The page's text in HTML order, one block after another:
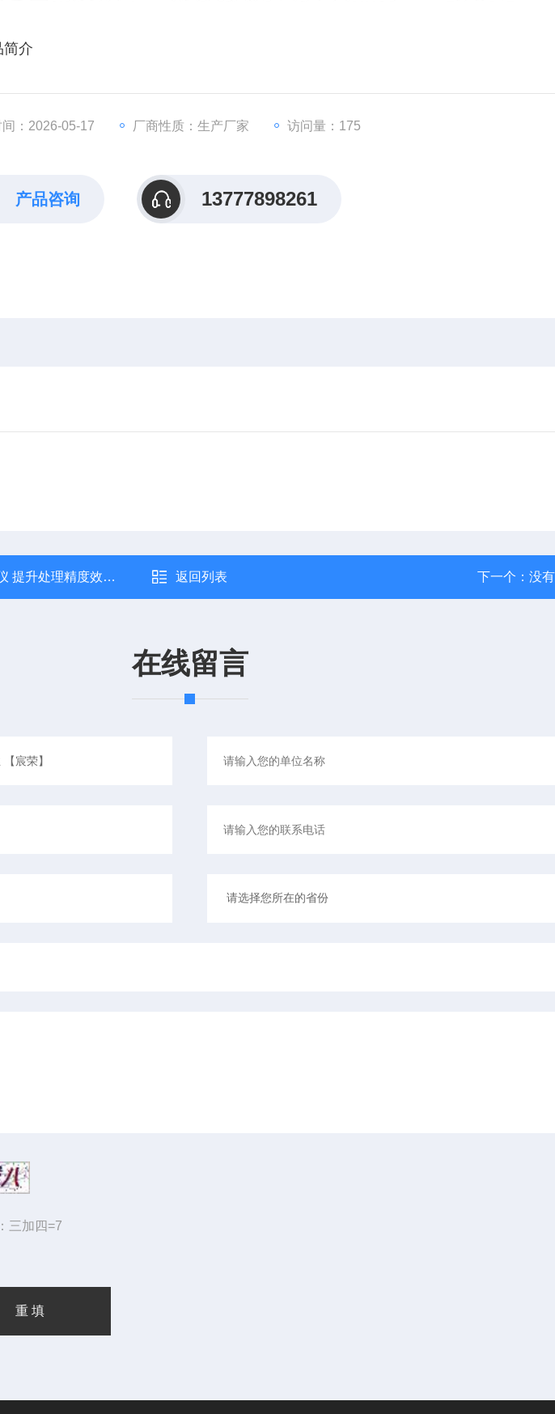
简介
：2026-05-17 厂商性质：生产厂家 访问量：175
产品咨询 13777898261
精度效率 定制 食品行业 返回列表 下一个：没
在线留言
三加四=7